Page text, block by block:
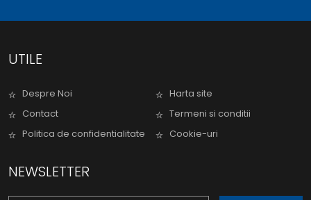
UTILE
Despre Noi
Harta site
Contact
Termeni si conditii
Politica de confidentialitate
Cookie-uri
NEWSLETTER